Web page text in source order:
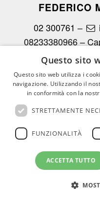
FEDERICO
02 300761 –
08233380966 –
REA
CHI SIAMO LE OPERE
AGENZIE
Questo sito
Questo sito web utilizza i
navigazione. Utilizzando il
in conformità con la
STRETTAMENTE
FUNZIONALITÀ
ACCETTA TUTTO